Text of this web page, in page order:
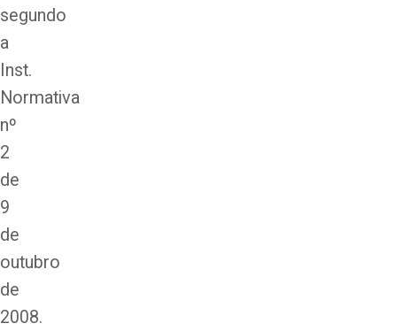
segundo
a
Inst.
Normativa
nº
2
de
9
de
outubro
de
2008.